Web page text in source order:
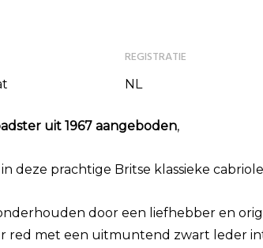
REGISTRATIE
NL
uit 1967 aangeboden,
deze prachtige Britse klassieke
door een liefhebber en
red met een uitmuntend zwart leder